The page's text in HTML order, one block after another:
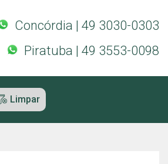
Concórdia | 49 3030-0303
Piratuba | 49 3553-0098
Limpar